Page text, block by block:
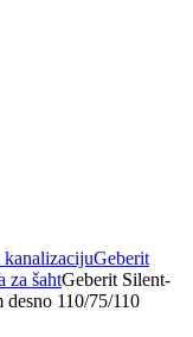
Geberit
za šahtGeberit Silent-
desno 110/75/110